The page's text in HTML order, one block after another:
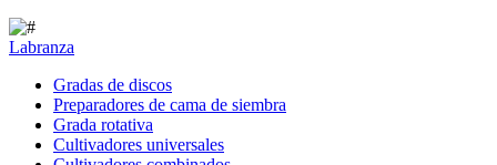
Labranza
Gradas de discos
Preparadores de cama de siembra
Grada rotativa
Cultivadores universales